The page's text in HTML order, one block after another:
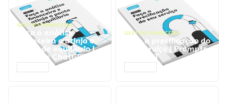
GESTÃO FINANCEIRA
Faça a análise
financeira e atinja o
ponto de equilíbrio |
Prompts ChatGPT
GESTÃO FINANCEIRA
Faça a precificação do
seu serviço | Prompts
ChatGPT